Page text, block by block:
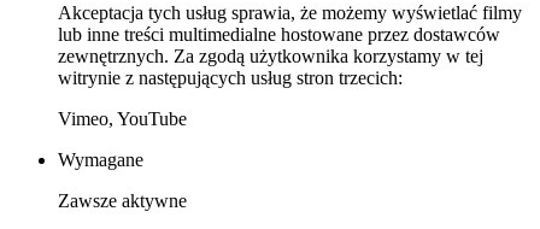
Akceptacja tych usług sprawia, że możemy wyświetlać filmy
lub inne treści multimedialne hostowane przez dostawców
zewnętrznych. Za zgodą użytkownika korzystamy w tej
witrynie z następujących usług stron trzecich:
Vimeo, YouTube
Wymagane
Zawsze aktywne